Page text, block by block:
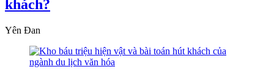
khách?
Yên Đan